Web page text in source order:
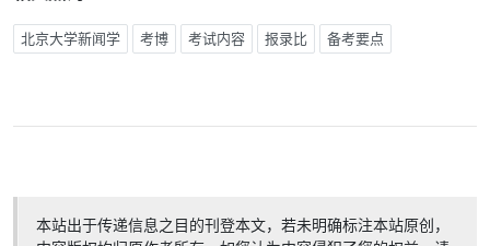
北京大学新闻学 考博 考试内容 报录比 备考要点
本站出于传递信息之目的刊登本文，若未明确标注本站原创，